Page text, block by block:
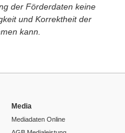
der Förderdaten keine
und Korrektheit der
kann.
Media
Mediadaten Online